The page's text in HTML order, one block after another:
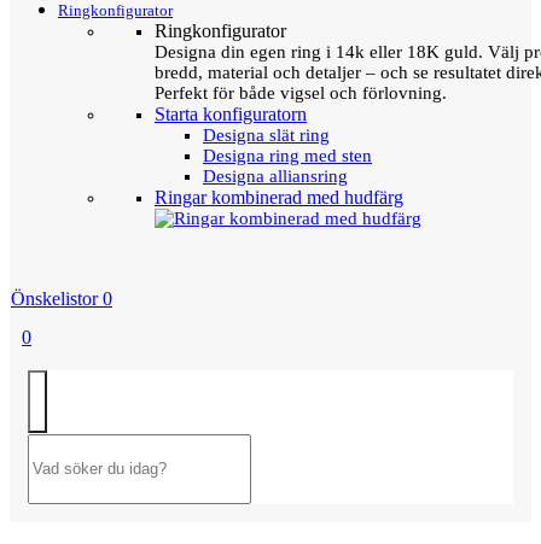
Ringkonfigurator
Ringkonfigurator
Designa din egen ring i 14k eller 18K guld. Välj
bredd, material och detaljer – och se resultatet
Perfekt för både vigsel och förlovning.
Starta konfiguratorn
Designa slät ring
Designa ring med sten
Designa alliansring
Ringar kombinerad med hudfärg
Önskelistor 0
0